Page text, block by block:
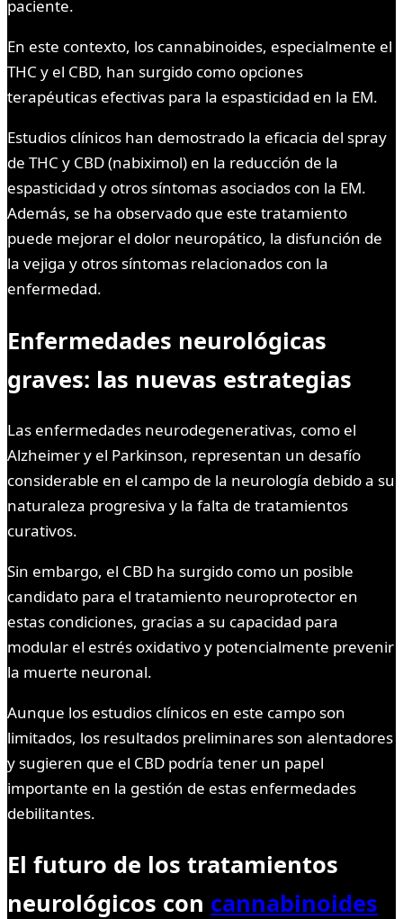
paciente.
En este contexto, los cannabinoides, especialmente el
THC y el CBD, han surgido como opciones
terapéuticas efectivas para la espasticidad en la EM.
Estudios clínicos han demostrado la eficacia del spray
de THC y CBD (nabiximol) en la reducción de la
espasticidad y otros síntomas asociados con la EM.
Además, se ha observado que este tratamiento
puede mejorar el dolor neuropático, la disfunción de
la vejiga y otros síntomas relacionados con la
enfermedad.
Enfermedades neurológicas
graves: las nuevas estrategias
Las enfermedades neurodegenerativas, como el
Alzheimer y el Parkinson, representan un desafío
considerable en el campo de la neurología debido a su
naturaleza progresiva y la falta de tratamientos
curativos.
Sin embargo, el CBD ha surgido como un posible
candidato para el tratamiento neuroprotector en
estas condiciones, gracias a su capacidad para
modular el estrés oxidativo y potencialmente prevenir
la muerte neuronal.
Aunque los estudios clínicos en este campo son
limitados, los resultados preliminares son alentadores
y sugieren que el CBD podría tener un papel
importante en la gestión de estas enfermedades
debilitantes.
El futuro de los tratamientos
neurológicos con cannabinoides